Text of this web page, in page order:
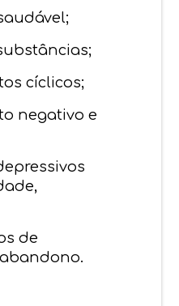
cíclicos;
negativo e
de